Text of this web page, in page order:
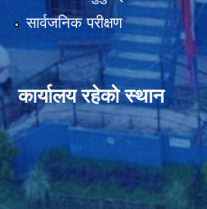
सार्वजनिक परीक्षण
कार्यालय रहेको स्थान